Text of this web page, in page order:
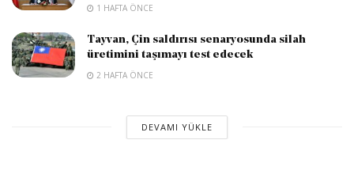
1 HAFTA ÖNCE
Tayvan, Çin saldırısı senaryosunda silah
üretimini taşımayı test edecek
2 HAFTA ÖNCE
DEVAMI YÜKLE